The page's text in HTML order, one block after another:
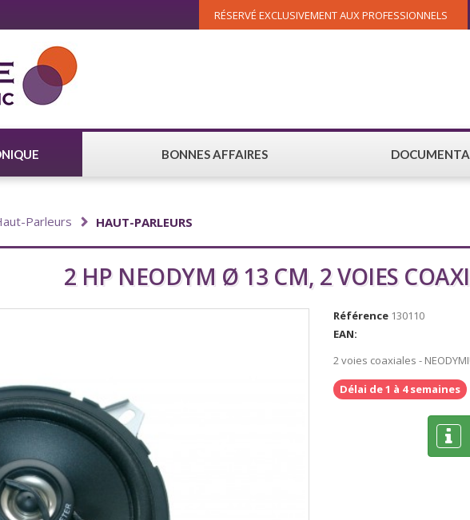
RÉSERVÉ EXCLUSIVEMENT AUX PROFESSIONNELS
BONNES AFFAIRES
Parleurs HAUT-PARLEURS
2 HP NEODYM Ø 13 CM, 2 VOIES
Référence 130110
EAN:
2 voies coaxiales -
Délai de 1 à 4 semaines